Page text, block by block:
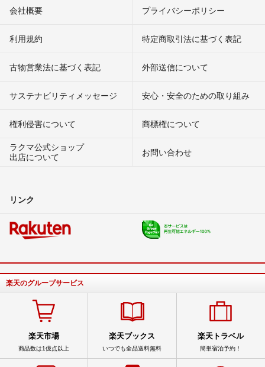
会社概要 プライバシーポリシー
利用規約 特定商取引法に基づく表記
古物営業法に基づく表記 外部送信について
サステナビリティメッセージ 安心・安全のための取り組み
権利侵害について
商標権について
ラクマ公式ショップ
出店について
お問い合わせ
リンク
楽天のグループサービス
楽天市場
商品数は1億点以上
楽天ブックス
いつでも全品送料無料
楽天トラベル
簡単宿泊予約！